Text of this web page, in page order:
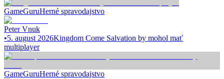
GameGuruHerné spravodajstvo
Peter Vnuk
•5. august 2026Kingdom Come Salvation by mohol mať
multiplayer
GameGuruHerné spravodajstvo